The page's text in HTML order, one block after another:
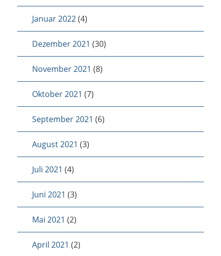
Januar 2022(4)
Dezember 2021 (30)
November 2021 (8)
Oktober 2021 (7)
September 2021 (6)
August 2021 (3)
Juli 2021 (4)
Juni 2021 (3)
Mai 2021 (2)
April 2021 (2)